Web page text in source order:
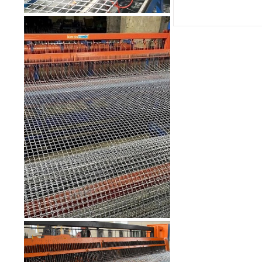
Lưới inox chống gián mắt nhỏ Kim
Tín 304 hàn ô 6x6mm sợi 0.5mm
khổ 1.2m
Mã SP: LKTH3040620
85.000 đ